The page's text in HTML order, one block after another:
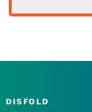
DISFOLD